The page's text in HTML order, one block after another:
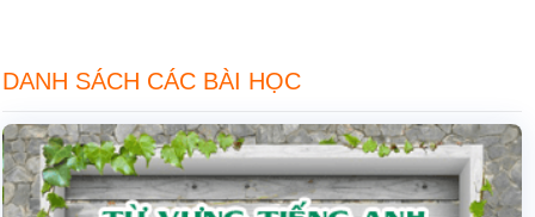
DANH SÁCH CÁC BÀI HỌC